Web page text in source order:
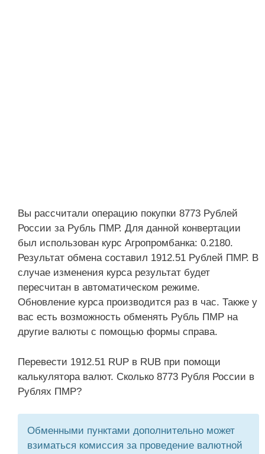
Вы рассчитали операцию покупки 8773 Рублей
России за Рубль ПМР. Для данной конвертации
был использован курс Агропромбанка: 0.2180.
Результат обмена составил 1912.51 Рублей ПМР. В
случае изменения курса результат будет
пересчитан в автоматическом режиме.
Обновление курса производится раз в час. Также у
вас есть возможность обменять Рубль ПМР на
другие валюты с помощью формы справа.
Перевести 1912.51 RUP в RUB при помощи
калькулятора валют. Сколько 8773 Рубля России в
Рублях ПМР?
Обменными пунктами дополнительно может
взиматься комиссия за проведение валютной